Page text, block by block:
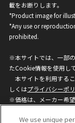
載をお断りします。
*Product image for
*Any use or
prohibited.
※本サイトでは、一部
たCookie情報を使用し
本サイトを利用する
しくはプライバシーポ
※価格は、メーカー希望
ざいますのでご了承く
We use unique